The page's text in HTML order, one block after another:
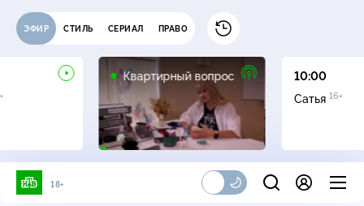
ЭФИР СТИЛЬ СЕРИАЛ ПРАВО
Квартирный вопрос
0+
10:00
Сатья 16+
18+